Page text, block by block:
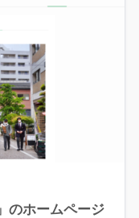
のホームページ